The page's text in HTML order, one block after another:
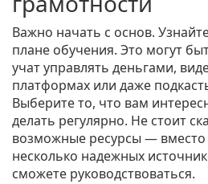
Важно начать с основ.
плане обучения. Это могут
учат управлять деньгами,
платформах или даже
Выберите то, что вам
делать регулярно. Не стоит
возможные ресурсы — вместо
несколько надежных
сможете руководствоваться.